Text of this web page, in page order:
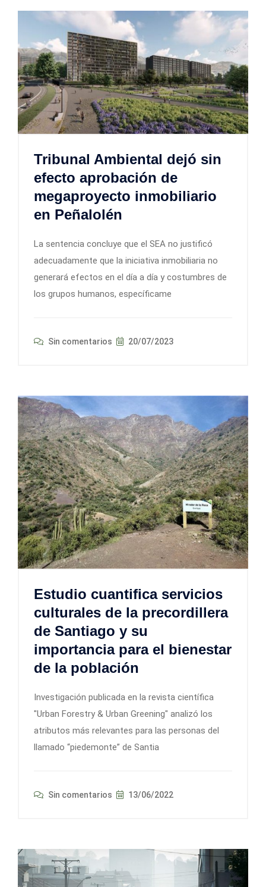
Tribunal Ambiental dejó sin
efecto aprobación de
megaproyecto inmobiliario
en Peñalolén
La sentencia concluye que el SEA no justificó
adecuadamente que la iniciativa inmobiliaria no
generará efectos en el día a día y costumbres de
los grupos humanos, específicame
Sin comentarios 20/07/2023
Estudio cuantifica servicios
culturales de la precordillera
de Santiago y su
importancia para el bienestar
de la población
Investigación publicada en la revista científica
"Urban Forestry & Urban Greening" analizó los
atributos más relevantes para las personas del
llamado “piedemonte” de Santia
Sin comentarios 13/06/2022